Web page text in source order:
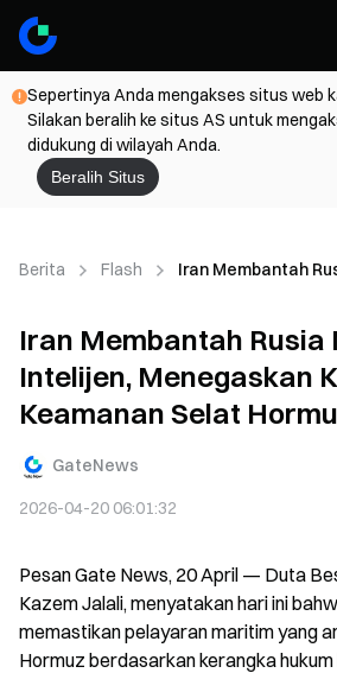
Sepertinya Anda mengakses situs web
Silakan beralih ke situs AS untuk
didukung di wilayah Anda.
Beralih Situs
Berita Flash Iran Membantah
Iran Membantah Rusia
Intelijen, Menegaskan
Keamanan Selat
GateNews
2026-04-20 06:01:32
Pesan Gate News, 20 April — Duta
Kazem Jalali, menyatakan hari ini
memastikan pelayaran maritim yang
Hormuz berdasarkan kerangka